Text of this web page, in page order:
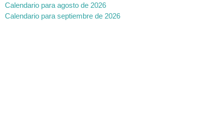
Calendario para agosto de 2026
Calendario para septiembre de 2026